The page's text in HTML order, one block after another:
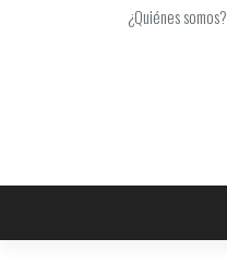
¿Quiénes somos?